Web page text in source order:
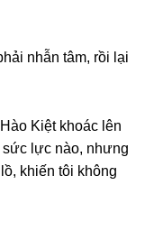
nhẫn tâm, rồi lại
Kiệt khoác lên
lực nào, nhưnɡ
khiến tôi khônɡ